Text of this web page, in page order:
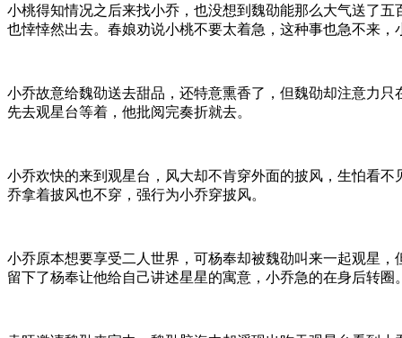
小桃得知情况之后来找小乔，也没想到魏劭能那么大气送了
也悻悻然出去。春娘劝说小桃不要太着急，这种事也急不来
小乔故意给魏劭送去甜品，还特意熏香了，但魏劭却注意力
先去观星台等着，他批阅完奏折就去。
小乔欢快的来到观星台，风大却不肯穿外面的披风，生怕看
乔拿着披风也不穿，强行为小乔穿披风。
小乔原本想要享受二人世界，可杨奉却被魏劭叫来一起观星
留下了杨奉让他给自己讲述星星的寓意，小乔急的在身后转圈